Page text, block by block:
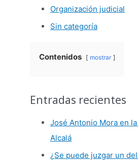
Organización judicial
Sin categoría
Contenidos mostrar
Entradas recientes
José Antonio Mora en
Alcalá
¿Se puede juzgar un